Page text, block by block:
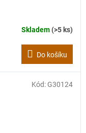
Skladem(>5 ks)
Do košíku
Kód: G30124